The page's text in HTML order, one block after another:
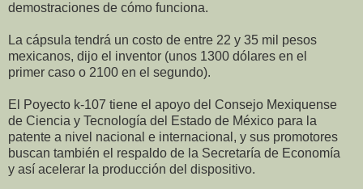
demostraciones de cómo funciona.
La cápsula tendrá un costo de entre 22 y 35 mil pesos
mexicanos, dijo el inventor (unos 1300 dólares en el
primer caso o 2100 en el segundo).
El Poyecto k-107 tiene el apoyo del Consejo Mexiquense
de Ciencia y Tecnología del Estado de México para la
patente a nivel nacional e internacional, y sus promotores
buscan también el respaldo de la Secretaría de Economía
y así acelerar la producción del dispositivo.